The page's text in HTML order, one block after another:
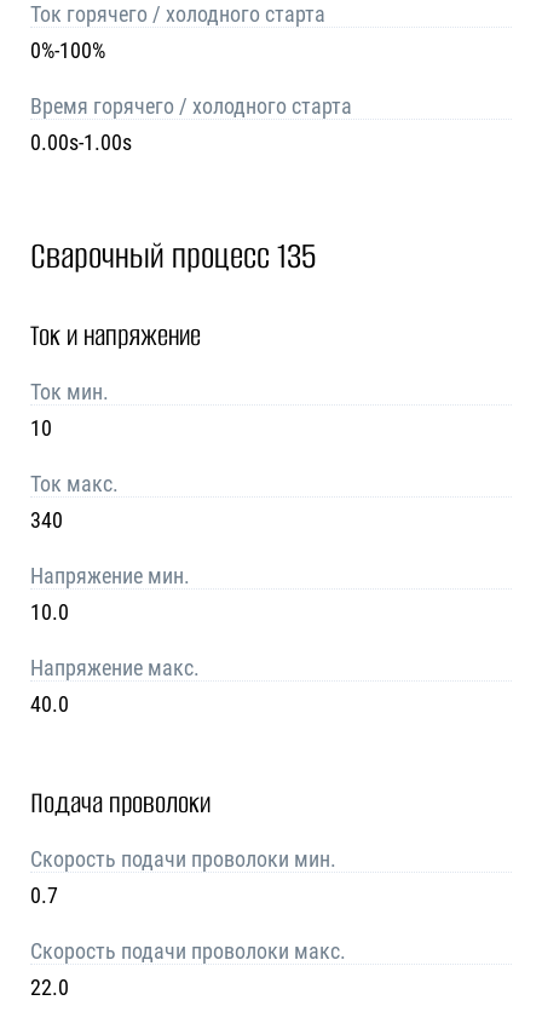
Ток горячего / холодного старта
0%-100%
Время горячего / холодного старта
0.00s-1.00s
Сварочный процесс 135
Ток и напряжение
Ток мин.
10
Ток макс.
340
Напряжение мин.
10.0
Напряжение макс.
40.0
Подача проволоки
Скорость подачи проволоки мин.
0.7
Скорость подачи проволоки макс.
22.0